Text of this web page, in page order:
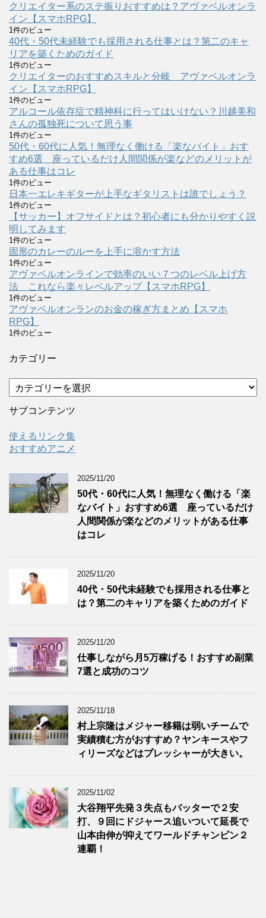
クリエイター系のステ振りおすすめは？アヴァベルオンラ
イン【スマホRPG】
1件のビュー
40代・50代未経験でも採用される仕事とは？第二のキャ
リアを築くためのガイド
1件のビュー
クリエイターのおすすめスキルと分岐 アヴァベルオンラ
イン【スマホRPG】
1件のビュー
アルコール依存症で精神科に行ってはいけない？川越美和
さんの孤独死について思う事
1件のビュー
50代・60代に人気！無理なく働ける「楽なバイト」おす
すめ6選 座っているだけ人間関係が楽などのメリットが
ある仕事はコレ
1件のビュー
日本一エレキギターが上手なギタリストは誰でしょう？
1件のビュー
【サッカー】オフサイドとは？初心者にも分かりやすく説
明してみます
1件のビュー
固形のカレーのルーを上手に溶かす方法
1件のビュー
アヴァベルオンラインで効率のいい７つのレベル上げ方
法 これなら楽々レベルアップ【スマホRPG】
1件のビュー
アヴァベルオンランのお金の稼ぎ方まとめ【スマホ
RPG】
1件のビュー
カテゴリー
テ
ゴ
ー
サブコンテンツ
使えるリンク集
おすすめアニメ
2025/11/20
50代・60代に人気！無理なく働ける「楽
なバイト」おすすめ6選 座っているだけ
人間関係が楽などのメリットがある仕事
はコレ
2025/11/20
40代・50代未経験でも採用される仕事と
は？第二のキャリアを築くためのガイド
2025/11/20
仕事しながら月5万稼げる！おすすめ副業
7選と成功のコツ
2025/11/18
村上宗隆はメジャー移籍は弱いチームで
実績積む方がおすすめ？ヤンキースやフ
ィリーズなどはプレッシャーが大きい。
2025/11/02
大谷翔平先発３失点もバッターで２安
打、９回にドジャース追いついて延長で
山本由伸が抑えてワールドチャンピン２
連覇！